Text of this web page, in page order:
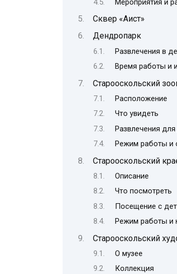
Мероприятия и
Сквер «Аист»
Дендропарк
Развлечения в
Время работы и
Старооскольский
Расположение
Что увидеть
Развлечения для
Режим работы и
Старооскольский
Описание
Что посмотреть
Посещение с
Режим работы и
Старооскольский
О музее
Коллекция